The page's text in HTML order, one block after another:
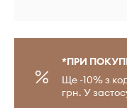
*ПРИ
Ще -10% з
грн. У